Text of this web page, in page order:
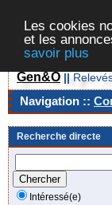
Les cookies
et les
savoir plus
Gen&O ||
Navigation ::
Recherche directe
Intéressé(e)